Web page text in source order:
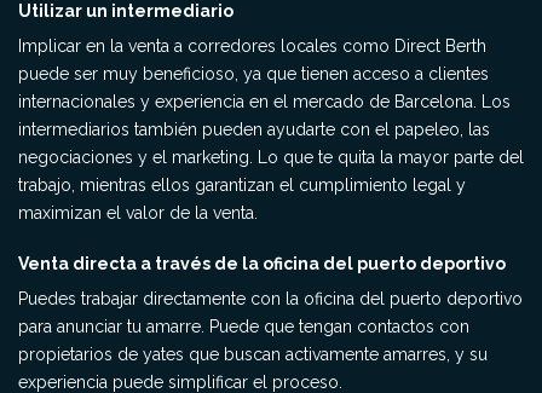
Utilizar un intermediario
Implicar en la venta a corredores locales como Direct Berth
puede ser muy beneficioso, ya que tienen acceso a clientes
internacionales y experiencia en el mercado de Barcelona. Los
intermediarios también pueden ayudarte con el papeleo, las
negociaciones y el marketing. Lo que te quita la mayor parte del
trabajo, mientras ellos garantizan el cumplimiento legal y
maximizan el valor de la venta.
Venta directa a través de la oficina del puerto deportivo
Puedes trabajar directamente con la oficina del puerto deportivo
para anunciar tu amarre. Puede que tengan contactos con
propietarios de yates que buscan activamente amarres, y su
experiencia puede simplificar el proceso.